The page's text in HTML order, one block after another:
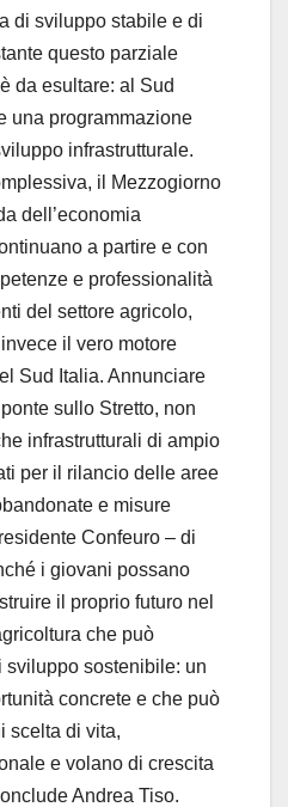
di sviluppo stabile e di
questo parziale
da esultare: al Sud
una programmazione
infrastrutturale.
il Mezzogiorno
dell’economia
a partire e con
e professionalità
del settore agricolo,
il vero motore
Sud Italia. Annunciare
sullo Stretto, non
infrastrutturali di ampio
per il rilancio delle aree
e misure
Confeuro – di
i giovani possano
il proprio futuro nel
che può
sviluppo sostenibile: un
concrete e che può
scelta di vita,
e volano di crescita
Andrea Tiso.